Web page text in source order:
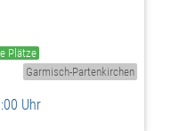
Plätze
Garmisch-Partenkirchen
Uhr